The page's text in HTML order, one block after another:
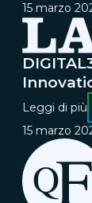
15 marzo
Leggi di più
15 marzo